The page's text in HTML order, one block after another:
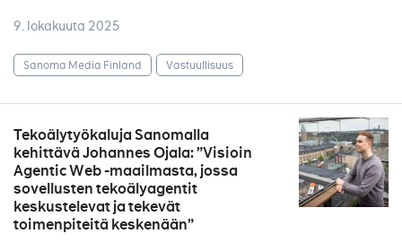
9. lokakuuta 2025
Sanoma Media Finland Vastuullisuus
Tekoälytyökaluja Sanomalla
kehittävä Johannes Ojala: ”Visioin
Agentic Web -maailmasta, jossa
sovellusten tekoälyagentit
keskustelevat ja tekevät
toimenpiteitä keskenään”